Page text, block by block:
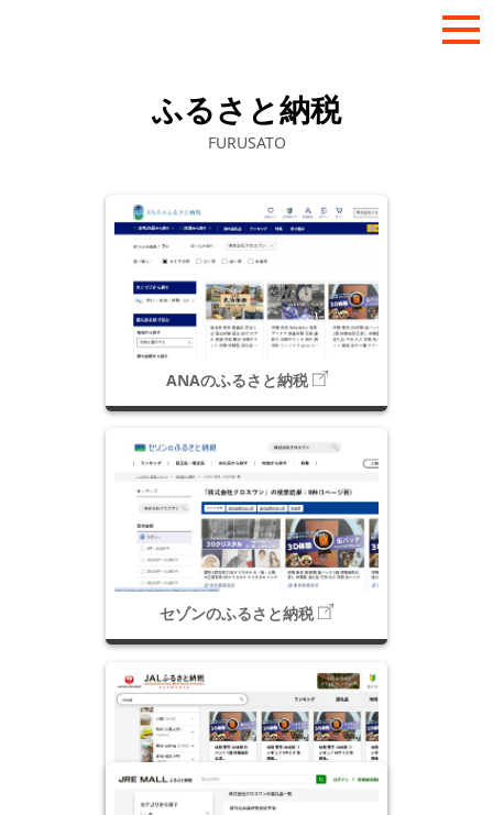
ふるさと納税
FURUSATO
ANAのふるさと納税
セゾンのふるさと納税